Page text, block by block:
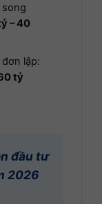
– 40
lập:
tỷ
đầu tư
2026